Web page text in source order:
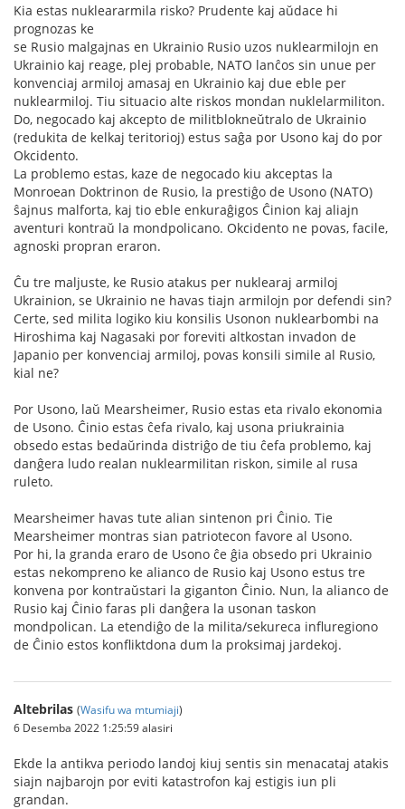
Kia estas nukleararmila risko? Prudente kaj aŭdace hi
prognozas ke
se Rusio malgajnas en Ukrainio Rusio uzos nuklearmilojn en
Ukrainio kaj reage, plej probable, NATO lanĉos sin unue per
konvenciaj armiloj amasaj en Ukrainio kaj due eble per
nuklearmiloj. Tiu situacio alte riskos mondan nuklelarmiliton.
Do, negocado kaj akcepto de militblokneŭtralo de Ukrainio
(redukita de kelkaj teritorioj) estus saĝa por Usono kaj do por
Okcidento.
La problemo estas, kaze de negocado kiu akceptas la
Monroean Doktrinon de Rusio, la prestiĝo de Usono (NATO)
ŝajnus malforta, kaj tio eble enkuraĝigos Ĉinion kaj aliajn
aventuri kontraŭ la mondpolicano. Okcidento ne povas, facile,
agnoski propran eraron.
Ĉu tre maljuste, ke Rusio atakus per nuklearaj armiloj
Ukrainion, se Ukrainio ne havas tiajn armilojn por defendi sin?
Certe, sed milita logiko kiu konsilis Usonon nuklearbombi na
Hiroshima kaj Nagasaki por foreviti altkostan invadon de
Japanio per konvenciaj armiloj, povas konsili simile al Rusio,
kial ne?
Por Usono, laŭ Mearsheimer, Rusio estas eta rivalo ekonomia
de Usono. Ĉinio estas ĉefa rivalo, kaj usona priukrainia
obsedo estas bedaŭrinda distriĝo de tiu ĉefa problemo, kaj
danĝera ludo realan nuklearmilitan riskon, simile al rusa
ruleto.
Mearsheimer havas tute alian sintenon pri Ĉinio. Tie
Mearsheimer montras sian patriotecon favore al Usono.
Por hi, la granda eraro de Usono ĉe ĝia obsedo pri Ukrainio
estas nekompreno ke alianco de Rusio kaj Usono estus tre
konvena por kontraŭstari la giganton Ĉinio. Nun, la alianco de
Rusio kaj Ĉinio faras pli danĝera la usonan taskon
mondpolican. La etendiĝo de la milita/sekureca influregiono
de Ĉinio estos konfliktdona dum la proksimaj jardekoj.
Altebrilas (Wasifu wa mtumiaji)
6 Desemba 2022 1:25:59 alasiri
Ekde la antikva periodo landoj kiuj sentis sin menacataj atakis
siajn najbarojn por eviti katastrofon kaj estigis iun pli
grandan.